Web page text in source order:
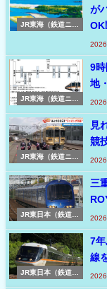
JR東海（鉄道ニュ
が
2026
JR東海（鉄道ニュ
9
地
2026
JR東海（鉄道ニュ
見
競
2026
JR東日本（鉄道ニ
本）
三
2026
JR東日本（鉄道ニ
7
線
2026